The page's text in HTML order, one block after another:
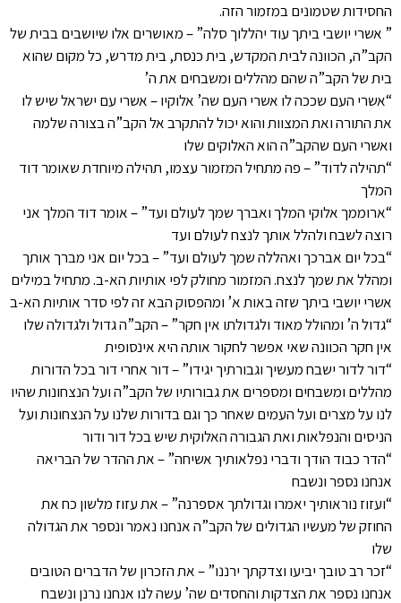
החסידות שטמונים במזמור הזה.
” אשרי יושבי ביתך עוד יהללוך סלה” – מאושרים אלו שיושבים בבית של
הקב”ה, הכוונה לבית המקדש, בית כנסת, בית מדרש, כל מקום שהוא
בית של הקב”ה שהם מהללים ומשבחים את ה’
“אשרי העם שככה לו אשרי העם שה’ אלוקיו – אשרי עם ישראל שיש לו
את התורה ואת המצוות והוא יכול להתקרב אל הקב”ה בצורה שלמה
ואשרי העם שהקב”ה הוא האלוקים שלו
“תהילה לדוד” – פה מתחיל המזמור עצמו, תהילה מיוחדת שאומר דוד
המלך
“ארוממך אלוקי המלך ואברך שמך לעולם ועד” – אומר דוד המלך אני
רוצה לשבח ולהלל אותך לנצח לעולם ועד
“בכל יום אברכך ואהללה שמך לעולם ועד” – בכל יום אני מברך אותך
ומהלל את שמך לנצח. המזמור מחולק לפי אותיות הא-ב. מתחיל במילים
אשרי יושבי ביתך שזה באות א’ ומהפסוק הבא זה לפי סדר אותיות הא-ב
“גדול ה’ ומהולל מאוד ולגדולתו אין חקר” – הקב”ה גדול ולגדולה שלו
אין חקר הכוונה שאי אפשר לחקור אותה היא אינסופית
“דור לדור ישבח מעשיך וגבורתיך יגידו” – דור אחרי דור בכל הדורות
מהללים ומשבחים ומספרים את גבורותיו של הקב”ה ועל הנצחונות שהיו
לנו על מצרים ועל העמים שאחר כך וגם בדורות שלנו על הנצחונות ועל
הניסים והנפלאות ואת הגבורה האלוקית שיש בכל דור ודור
“הדר כבוד הודך ודברי נפלאותיך אשיחה” – את ההדר של הבריאה
אנחנו נספר ונשבח
“ועזוז נוראותיך יאמרו וגדולתך אספרנה” – את עזוז מלשון כח את
החוזק של מעשיו הגדולים של הקב”ה אנחנו נאמר ונספר את הגדולה
שלו
“זכר רב טובך יביעו וצדקתך ירננו” – את הזכרון של הדברים הטובים
אנחנו נספר את הצדקות והחסדים שה’ עשה לנו אנחנו נרנן ונשבח